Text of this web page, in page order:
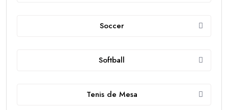
Soccer
Softball
Tenis de Mesa